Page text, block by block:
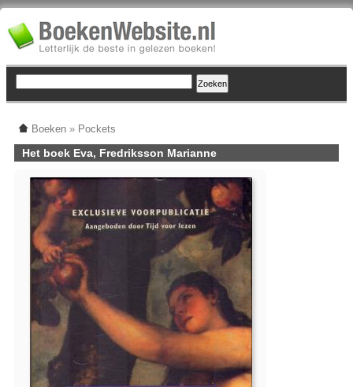
Boeken » Pockets
Het boek Eva, Fredriksson Marianne